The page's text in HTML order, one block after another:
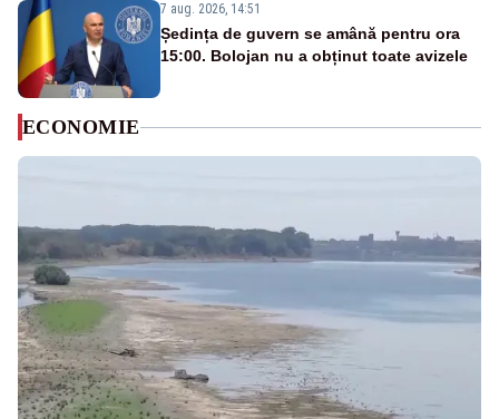
7 aug. 2026, 14:51
Ședința de guvern se amână pentru ora
15:00. Bolojan nu a obținut toate avizele
ECONOMIE